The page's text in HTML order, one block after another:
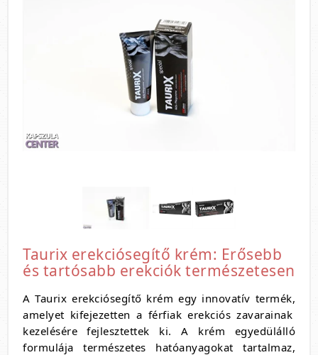
Taurix erekciósegítő krém: Erősebb
és tartósabb erekciók természetesen
A Taurix erekciósegítő krém egy innovatív termék,
amelyet kifejezetten a férfiak erekciós zavarainak
kezelésére fejlesztettek ki. A krém egyedülálló
formulája természetes hatóanyagokat tartalmaz,